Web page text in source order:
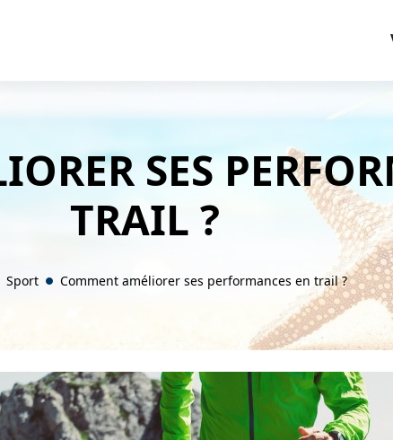
SES
TRAIL ?
Sport Comment améliorer ses performances en trail ?